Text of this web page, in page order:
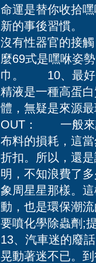
命運是替你收拾
新的事後習慣
沒有性器官的接
麼69式是嘿咻姿
巾。 10、最好
精液是一種高蛋
體，無疑是來源
OUT： 一般來
布料的損耗，這
折扣。所以，
明，不知浪費了
象周星星那樣。
動，也是環保潮
要噴化學除蟲劑;
13、汽車迷的廢
晃動著迷不已。